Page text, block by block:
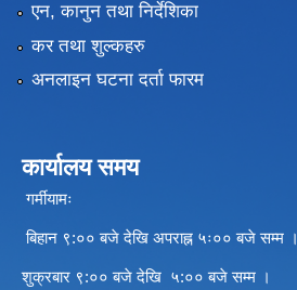
एन, कानुन तथा निर्देशिका
कर तथा शुल्कहरु
अनलाइन घटना दर्ता फारम
कार्यालय समय
गर्मीयामः
बिहान ९:०० बजे देखि अपराह्न ५ः०० बजे सम्म ।
शुक्रबार ९:०० बजे देखि ५:०० बजे सम्म ।